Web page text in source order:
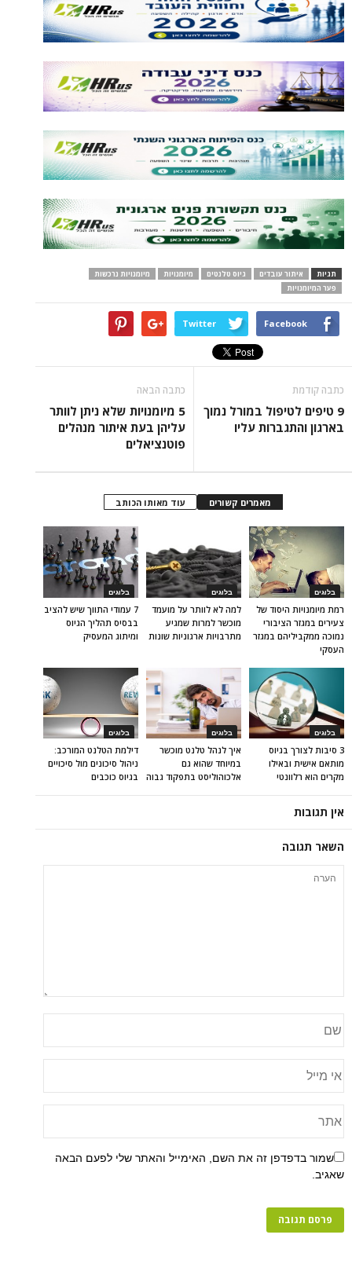
תגיות איתור עובדים גיוס טלנטים מיומנויות
מיומנויות נרכשות
פער המיומנויות
Facebook
Twitter
כתבה קודמת
9 טיפים לטיפול במורל נמוך
בארגון והתגברות עליו
כתבה הבאה
5 מיומנויות שלא ניתן לוותר
עליהן בעת איתור מנהלים
פוטנציאלים
מאמרים קשורים עוד מאותו הכותב
בלוגים
7 עמודי התווך שיש להציב
בבסיס תהליך הגיוס
ומיתוג המעסיק
בלוגים
למה לא לוותר על מועמד
מוכשר למרות שמגיע
מתרבויות ארגוניות שונות
בלוגים
רמת מיומנויות היסוד של
צעירים במגזר הציבורי
נמוכה ממקביליהם במגזר
העסקי
בלוגים
דילמת הטלנט המורכב:
ניהול סיכונים מול סיכויים
בגיוס כוכבים
בלוגים
איך לנהל טלנט מוכשר
במיוחד שהוא גם
אלכוהוליסט בתפקוד גבוה
בלוגים
3 סיבות לצורך בגיוס
מותאם אישית ובאילו
מקרים הוא רלוונטי
אין תגובות
השאר תגובה
שמור בדפדפן זה את השם, האימייל והאתר שלי לפעם הבאה
שאגיב.